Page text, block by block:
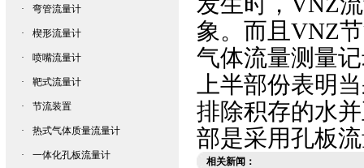
· 弯管流量计
· 楔形流量计
· 喷嘴流量计
· 靶式流量计
· 节流装置
· 热式气体质量流量计
· 一体化孔板流量计
象。而且VNZ
气体流量测量
上半部份表明
排除积存的水
部是采用孔板
相关新闻：